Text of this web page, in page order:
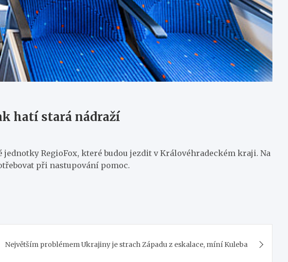
hatí stará nádraží
RegioFox, které budou jezdit v Královéhradeckém kraji. Na
při nastupování pomoc.
Největším problémem Ukrajiny je strach Západu z eskalace, míní Kuleba